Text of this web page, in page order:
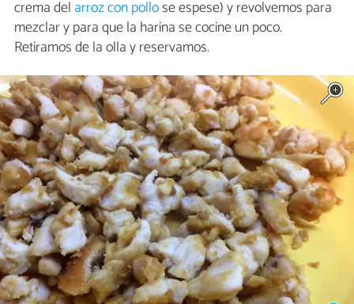
crema del arroz con pollose espese) y revolvemos para
mezclar y para que la harina se cocine un poco.
Retiramos de la olla y reservamos.